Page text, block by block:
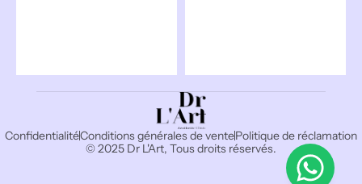
ConfidentialitéConditions générales de ventePolitique de réclamation
© 2025 Dr L'Art, Tous droits réservés.